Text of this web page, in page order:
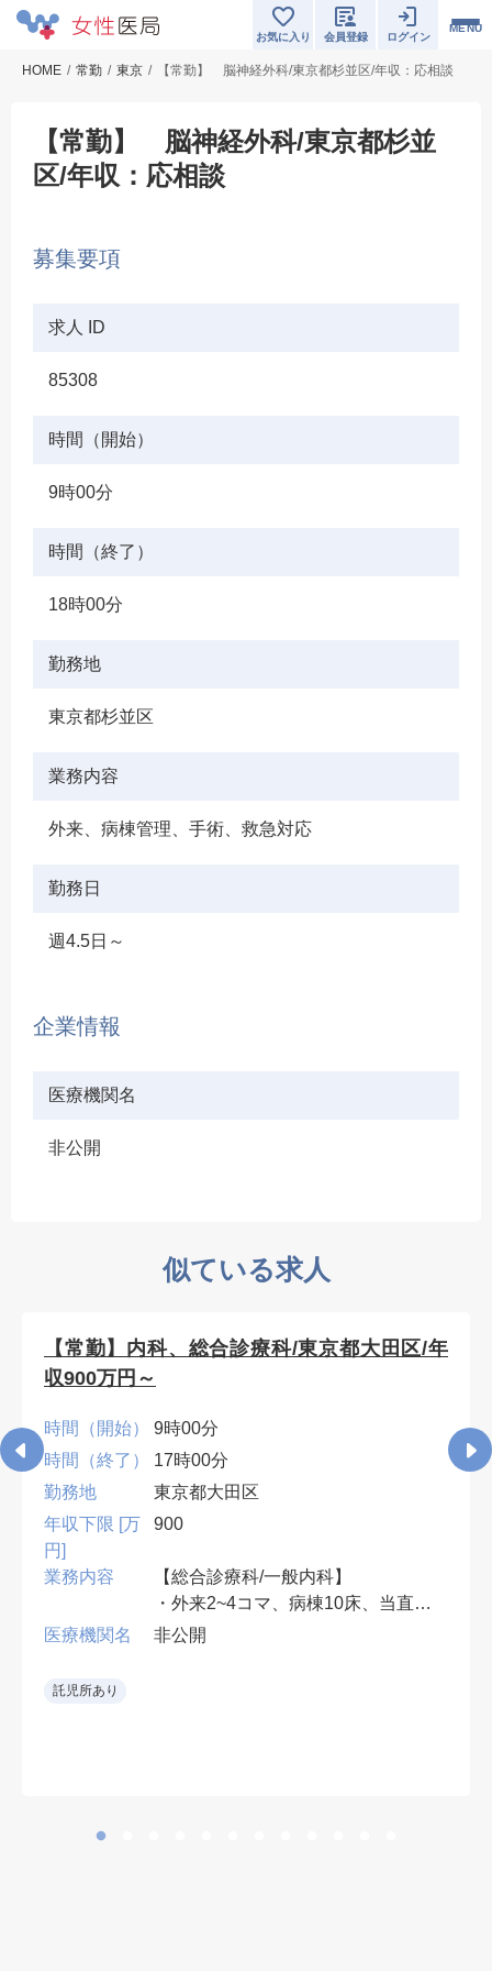
MENU
お気に入り 会員登録 ログイン
HOME 常勤 東京 【常勤】 脳神経外科/東京都杉並区/年収：応相談
【常勤】 脳神経外科/東京都杉並
区/年収：応相談
募集要項
求人 ID
85308
時間（開始）
9時00分
時間（終了）
18時00分
勤務地
東京都杉並区
業務内容
外来、病棟管理、手術、救急対応
勤務日
週4.5日～
企業情報
医療機関名
非公開
似ている求人
【常勤】内科、総合診療科/東京都大田区/年
収900万円～
時間（開始）
9時00分
時間（終了）
17時00分
勤務地
東京都大田区
年収下限 [万
円]
900
業務内容
【総合診療科/一般内科】
・外来2~4コマ、病棟10床、当直無
可、早番遅番有
医療機関名 非公開
託児所あり